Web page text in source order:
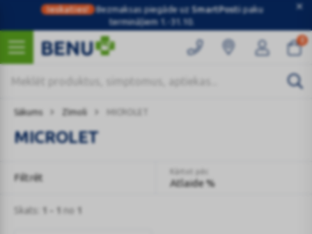
Ieskaties! Bezmaksas piegāde uz SmartPostipaku
termināļiem 1.-31.10.
0
Sākums Zīmoli MICROLET
MICROLET
Filtrēt Kārtot pēc
Atlaide %
Skats: no